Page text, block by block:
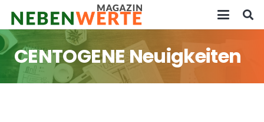
CENTOGENE Neuigkeiten